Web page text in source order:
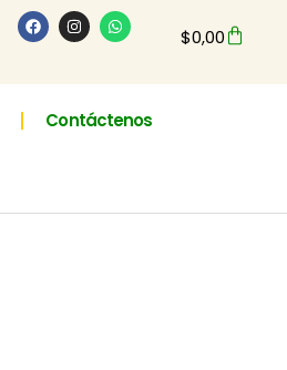
$0,00
Contáctenos